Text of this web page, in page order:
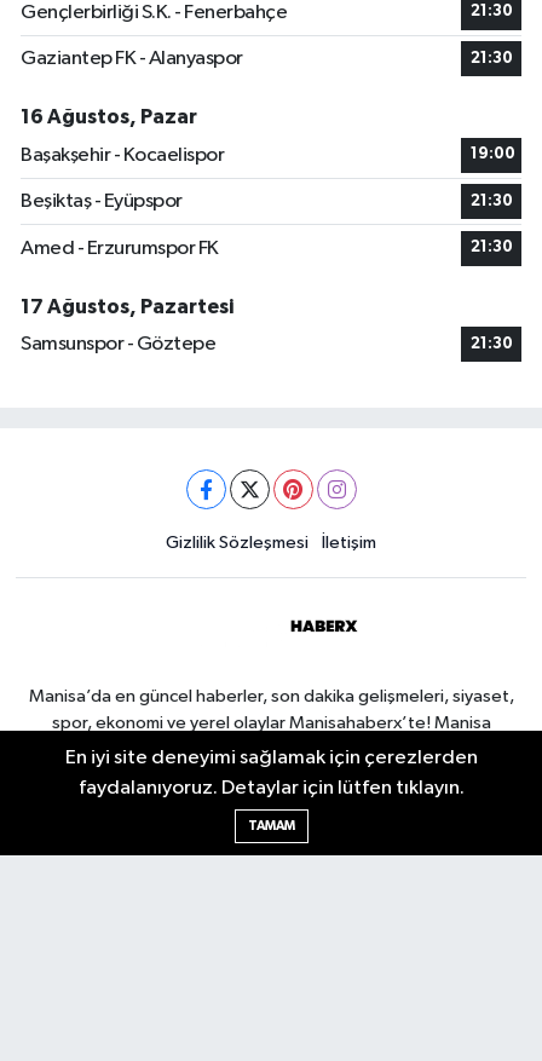
Gençlerbirliği S.K. - Fenerbahçe 21:30
Gaziantep FK - Alanyaspor 21:30
16 Ağustos, Pazar
Başakşehir - Kocaelispor
19:00
Beşiktaş - Eyüpspor 21:30
Amed - Erzurumspor FK 21:30
17 Ağustos, Pazartesi
Samsunspor - Göztepe
21:30
Gizlilik Sözleşmesi İletişim
Manisa’da en güncel haberler, son dakika gelişmeleri, siyaset,
spor, ekonomi ve yerel olaylar Manisahaberx’te! Manisa
haberlerini anbean takip edin.
Manisa Nöbetçi Eczaneler
En iyi site deneyimi sağlamak için çerezlerden
faydalanıyoruz. Detaylar için lütfen tıklayın.
TAMAM